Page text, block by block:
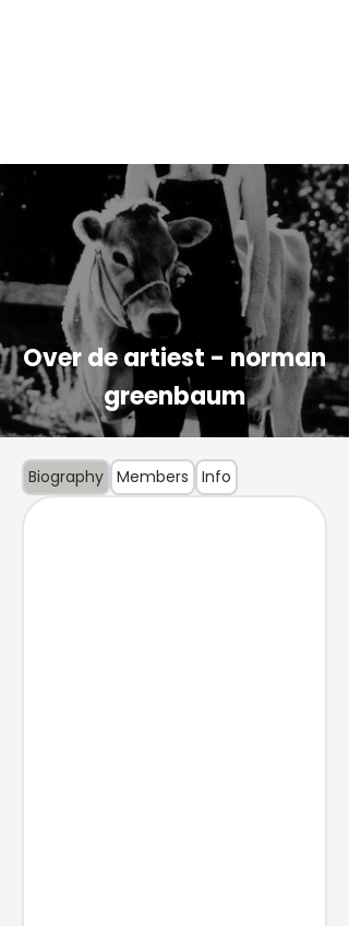
Over de artiest - norman
greenbaum
Biography Members Info